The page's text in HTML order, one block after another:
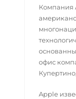
Компания
офис
Apple